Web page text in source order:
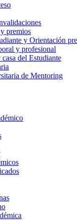
premios
y Orientación
y profesional
del Estudiante
de Mentoring